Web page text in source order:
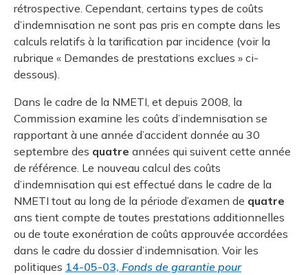
rétrospective. Cependant, certains types de coûts
d’indemnisation ne sont pas pris en compte dans les
calculs relatifs à la tarification par incidence (voir la
rubrique « Demandes de prestations exclues » ci-
dessous).
Dans le cadre de la NMETI, et depuis 2008, la
Commission examine les coûts d’indemnisation se
rapportant à une année d’accident donnée au 30
septembre des quatre années qui suivent cette année
de référence. Le nouveau calcul des coûts
d’indemnisation qui est effectué dans le cadre de la
NMETI tout au long de la période d’examen de quatre
ans tient compte de toutes prestations additionnelles
ou de toute exonération de coûts approuvée accordées
dans le cadre du dossier d’indemnisation. Voir les
politiques 14-05-03, Fonds de garantie pour